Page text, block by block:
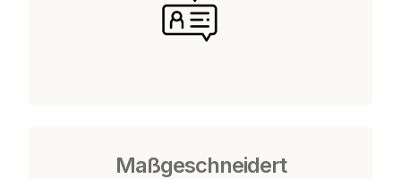
Maßgeschneidert